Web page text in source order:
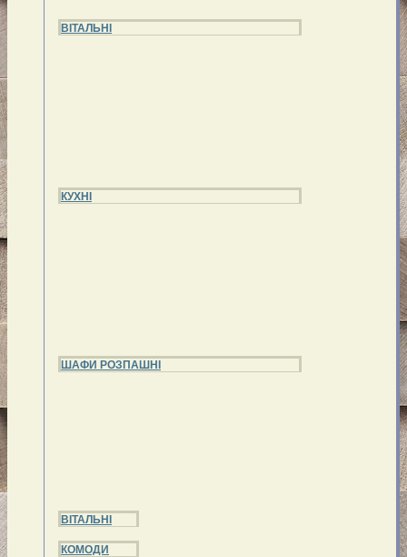
ВІТАЛЬНІ
КУХНІ
ШАФИ РОЗПАШНІ
ВІТАЛЬНІ
КОМОДИ